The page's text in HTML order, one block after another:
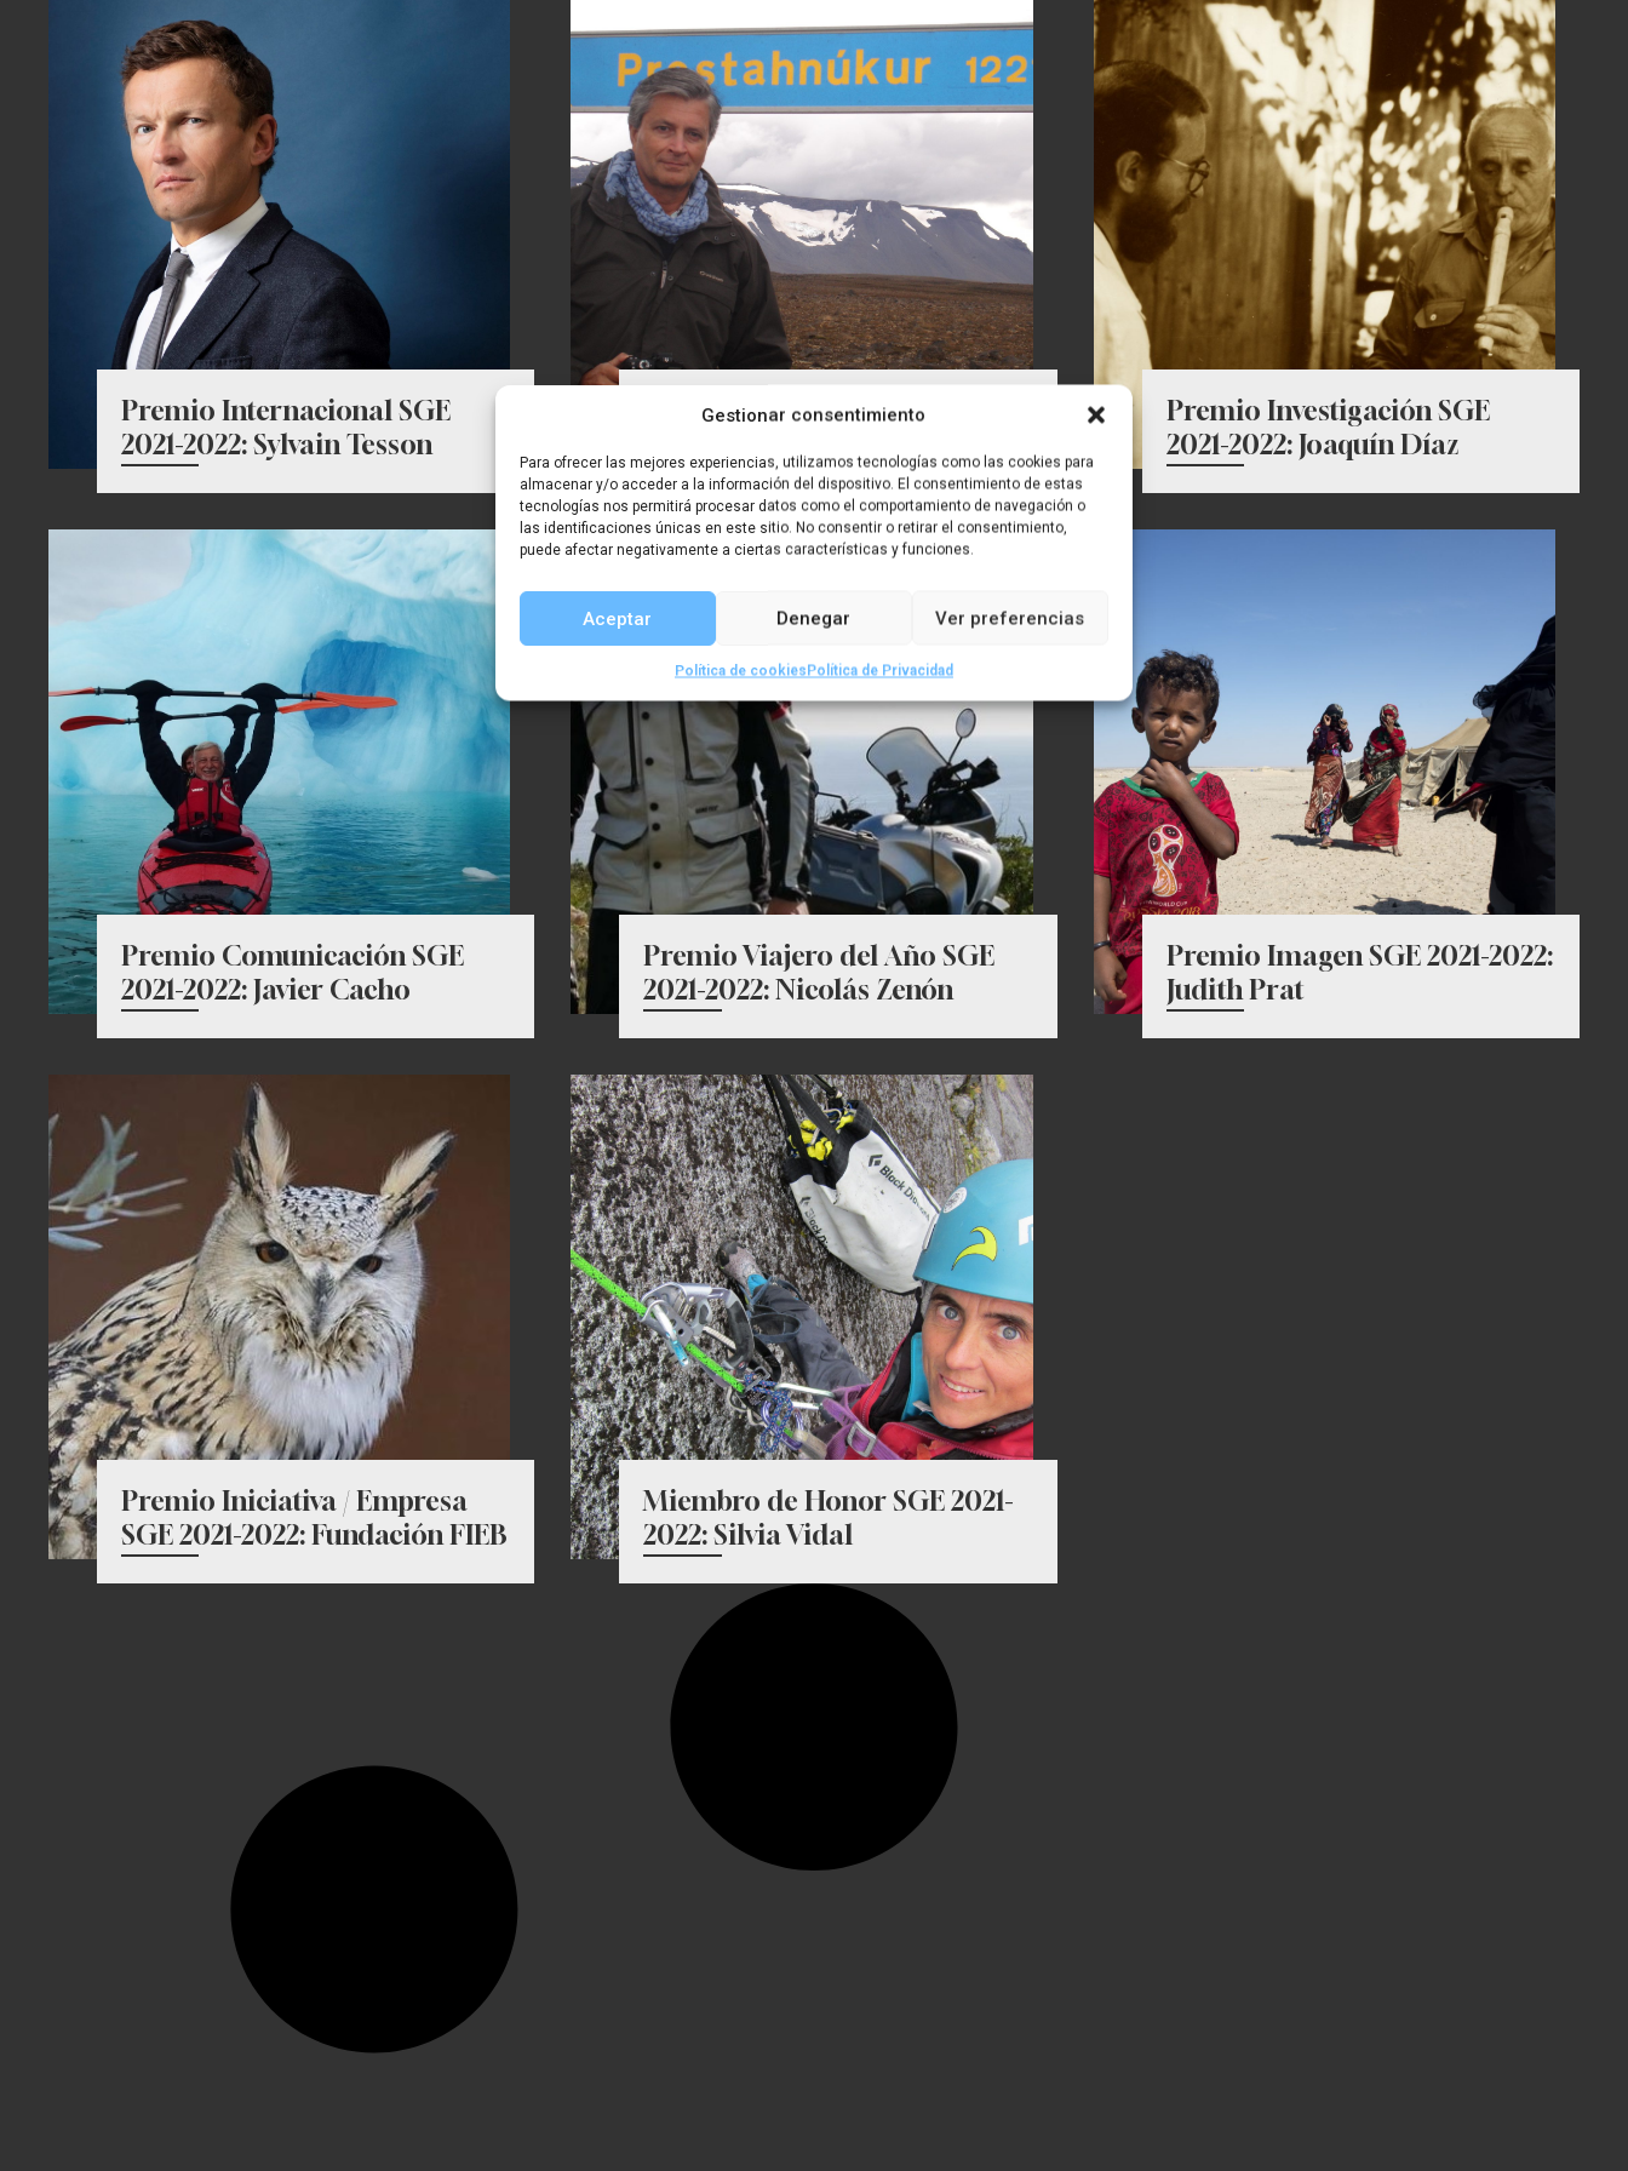
Gestionar consentimiento
Para ofrecer las mejores experiencias, utilizamos tecnologías como las cookies para
almacenar y/o acceder a la información del dispositivo. El consentimiento de estas
tecnologías nos permitirá procesar datos como el comportamiento de navegación o
las identificaciones únicas en este sitio. No consentir o retirar el consentimiento,
puede afectar negativamente a ciertas características y funciones.
Aceptar Denegar Ver preferencias
Política de cookiesPolítica de Privacidad
Premio Internacional SGE
2021-2022: Sylvain Tesson
Premio Nacional SGE 2021-
Premio Investigación SGE
2021-2022: Joaquín Díaz
Premio Comunicación SGE
2021-2022: Javier Cacho
Premio Viajero del Año SGE
2021-2022: Nicolás Zenón
Premio Imagen SGE 2021-2022:
Judith Prat
Premio Iniciativa / Empresa
SGE 2021-2022: Fundación FIEB
Miembro de Honor SGE 2021-
2022: Silvia Vidal